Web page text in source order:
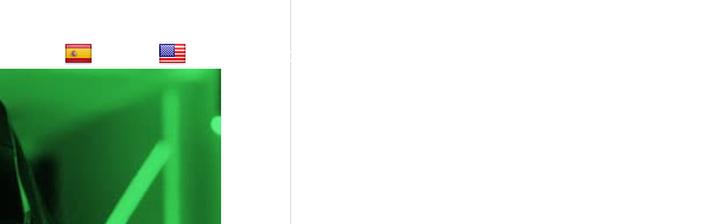
Mapa Startups Deportivas LATAM